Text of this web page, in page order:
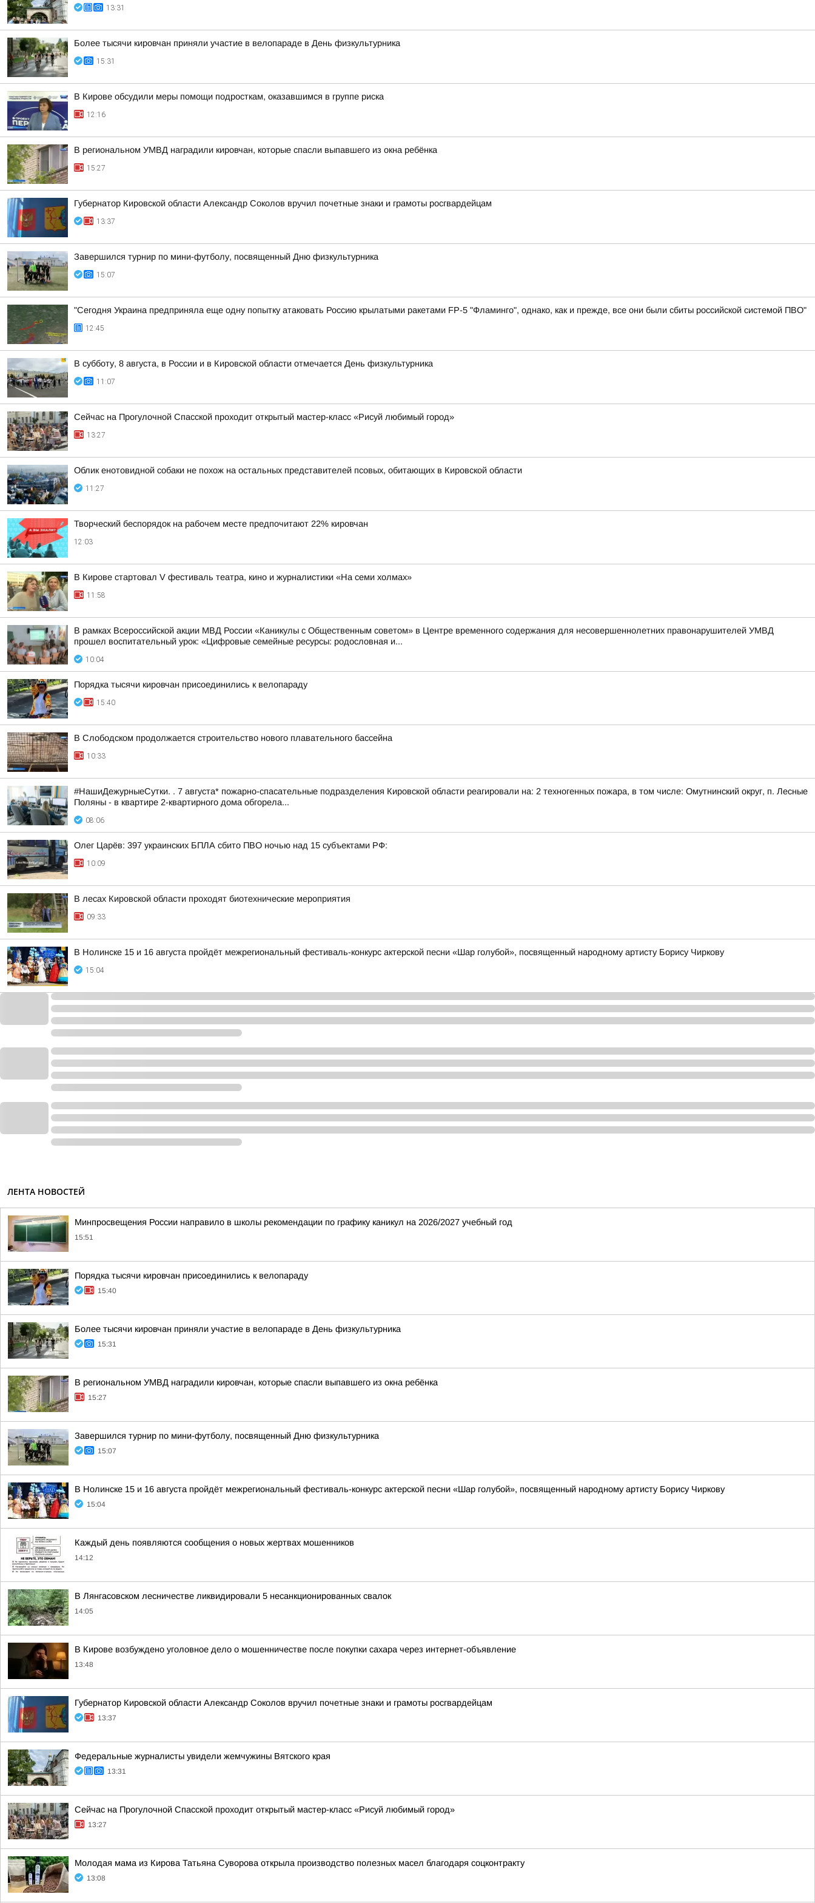
13:31
Более тысячи кировчан приняли участие в велопараде в День физкультурника
15:31
В Кирове обсудили меры помощи подросткам, оказавшимся в группе риска
12:16
В региональном УМВД наградили кировчан, которые спасли выпавшего из окна ребёнка
15:27
Губернатор Кировской области Александр Соколов вручил почетные знаки и грамоты росгвардейцам
13:37
Завершился турнир по мини-футболу, посвященный Дню физкультурника
15:07
"Сегодня Украина предприняла еще одну попытку атаковать Россию крылатыми ракетами FP-5 "Фламинго", однако, как и прежде, все они были сбиты российской системой ПВО"
12:45
В субботу, 8 августа, в России и в Кировской области отмечается День физкультурника
11:07
Сейчас на Прогулочной Спасской проходит открытый мастер-класс «Рисуй любимый город»
13:27
Облик енотовидной собаки не похож на остальных представителей псовых, обитающих в Кировской области
11:27
Творческий беспорядок на рабочем месте предпочитают 22% кировчан
12:03
В Кирове стартовал V фестиваль театра, кино и журналистики «На семи холмах»
11:58
В рамках Всероссийской акции МВД России «Каникулы с Общественным советом» в Центре временного содержания для несовершеннолетних правонарушителей УМВД
прошел воспитательный урок: «Цифровые семейные ресурсы: родословная и...
10:04
Порядка тысячи кировчан присоединились к велопараду
15:40
В Слободском продолжается строительство нового плавательного бассейна
10:33
#НашиДежурныеСутки. . 7 августа* пожарно-спасательные подразделения Кировской области реагировали на: 2 техногенных пожара, в том числе: Омутнинский округ, п. Лесные
Поляны - в квартире 2-квартирного дома обгорела...
08:06
Олег Царёв: 397 украинских БПЛА сбито ПВО ночью над 15 субъектами РФ:
10:09
В лесах Кировской области проходят биотехнические мероприятия
09:33
В Нолинске 15 и 16 августа пройдёт межрегиональный фестиваль-конкурс актерской песни «Шар голубой», посвященный народному артисту Борису Чиркову
15:04
ЛЕНТА НОВОСТЕЙ
Минпросвещения России направило в школы рекомендации по графику каникул на 2026/2027 учебный год
15:51
Порядка тысячи кировчан присоединились к велопараду
15:40
Более тысячи кировчан приняли участие в велопараде в День физкультурника
15:31
В региональном УМВД наградили кировчан, которые спасли выпавшего из окна ребёнка
15:27
Завершился турнир по мини-футболу, посвященный Дню физкультурника
15:07
В Нолинске 15 и 16 августа пройдёт межрегиональный фестиваль-конкурс актерской песни «Шар голубой», посвященный народному артисту Борису Чиркову
15:04
Каждый день появляются сообщения о новых жертвах мошенников
14:12
В Лянгасовском лесничестве ликвидировали 5 несанкционированных свалок
14:05
В Кирове возбуждено уголовное дело о мошенничестве после покупки сахара через интернет-объявление
13:48
Губернатор Кировской области Александр Соколов вручил почетные знаки и грамоты росгвардейцам
13:37
Федеральные журналисты увидели жемчужины Вятского края
13:31
Сейчас на Прогулочной Спасской проходит открытый мастер-класс «Рисуй любимый город»
13:27
Молодая мама из Кирова Татьяна Суворова открыла производство полезных масел благодаря соцконтракту
13:08